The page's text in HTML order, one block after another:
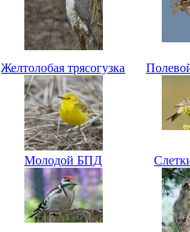
Желтолобая трясогузка
Молодой БПД